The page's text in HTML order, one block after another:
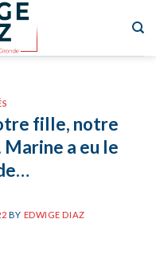
fille, notre
a eu le
BY EDWIGE DIAZ